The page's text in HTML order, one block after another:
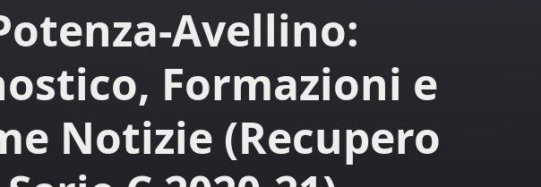
Avellino:
Formazioni e
Notizie (Recupero